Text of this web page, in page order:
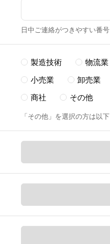
日中ご連絡がつきやすい番
製造技術 物流業
小売業 卸売業
商社 その他
「その他」を選択の方は以